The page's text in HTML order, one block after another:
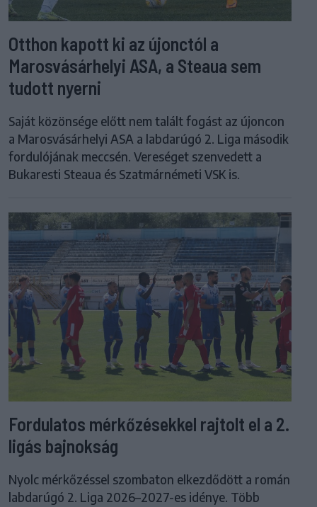
Otthon kapott ki az újonctól a
Marosvásárhelyi ASA, a Steaua sem
tudott nyerni
Saját közönsége előtt nem talált fogást az újoncon
a Marosvásárhelyi ASA a labdarúgó 2. Liga második
fordulójának meccsén. Vereséget szenvedett a
Bukaresti Steaua és Szatmárnémeti VSK is.
Fordulatos mérkőzésekkel rajtolt el a 2.
ligás bajnokság
Nyolc mérkőzéssel szombaton elkezdődött a román
labdarúgó 2. Liga 2026–2027-es idénye. Több